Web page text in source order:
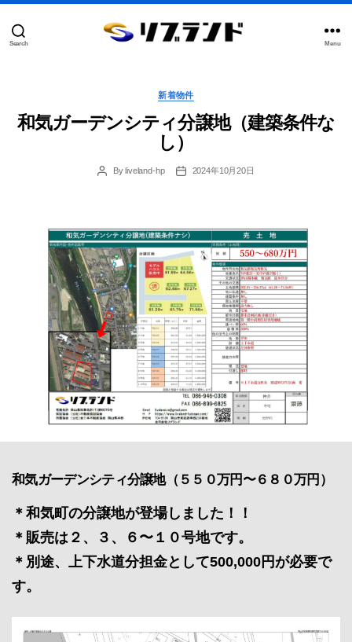
Search
社
ブ
ラ
ン
ド
Menu
Categories
新着物件
和気ガーデンシティ分譲地（建築条件な
し）
PostBy liveland-hp
Post2024年10月20日
和気ガーデンシティ分譲地（５５０万円〜６８０万円）
＊和気町の分譲地が登場しました！！
＊販売は２、３、６〜１０号地です。
＊別途、上下水道分担金として500,000円が必要で
す。